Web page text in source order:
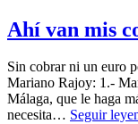
Ahí van mis
Sin cobrar ni un euro
Mariano Rajoy: 1.-
Málaga, que le haga
necesita… Seguir